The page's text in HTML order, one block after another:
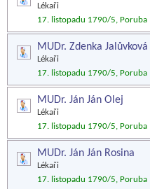
Lékaři
17. listopadu 1790/5, Poruba
MUDr. Zdenka Jalůvková
Lékaři
17. listopadu 1790/5, Poruba
MUDr. Ján Ján Olej
Lékaři
17. listopadu 1790/5, Poruba
MUDr. Ján Ján Rosina
Lékaři
17. listopadu 1790/5, Poruba